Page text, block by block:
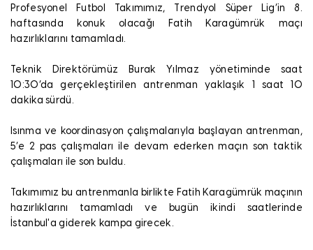
Profesyonel Futbol Takımımız, Trendyol Süper Lig’in 8.
haftasında konuk olacağı Fatih Karagümrük maçı
hazırlıklarını tamamladı.
Teknik Direktörümüz Burak Yılmaz yönetiminde saat
10:30’da gerçekleştirilen antrenman yaklaşık 1 saat 10
dakika sürdü.
Isınma ve koordinasyon çalışmalarıyla başlayan antrenman,
5’e 2 pas çalışmaları ile devam ederken maçın son taktik
çalışmaları ile son buldu.
Takımımız bu antrenmanla birlikte Fatih Karagümrük maçının
hazırlıklarını tamamladı ve bugün ikindi saatlerinde
İstanbul'a giderek kampa girecek.